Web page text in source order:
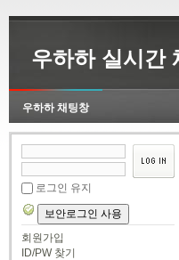
우하하 실시간
우하하 채팅창
로그인 유지
보안로그인 사용
회원가입
ID/PW 찾기